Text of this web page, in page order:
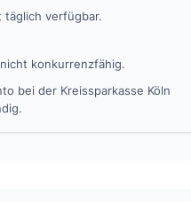
täglich verfügbar.
konkurrenzfähig.
bei der Kreissparkasse Köln